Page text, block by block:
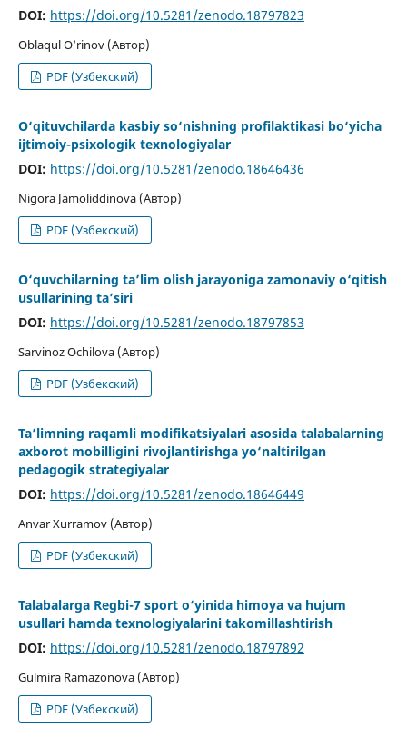
DOI: https://doi.org/10.5281/zenodo.18797823
Oblaqul O‘rinov (Автор)
PDF (Узбекский)
O‘qituvchilarda kasbiy so‘nishning profilaktikasi bo‘yicha
ijtimoiy-psixologik texnologiyalar
DOI: https://doi.org/10.5281/zenodo.18646436
Nigora Jamoliddinova (Автор)
PDF (Узбекский)
O‘quvchilarning ta’lim olish jarayoniga zamonaviy o‘qitish
usullarining ta’siri
DOI: https://doi.org/10.5281/zenodo.18797853
Sarvinoz Ochilova (Автор)
PDF (Узбекский)
Ta’limning raqamli modifikatsiyalari asosida talabalarning
axborot mobilligini rivojlantirishga yo‘naltirilgan
pedagogik strategiyalar
DOI: https://doi.org/10.5281/zenodo.18646449
Anvar Xurramov (Автор)
PDF (Узбекский)
Talabalarga Regbi-7 sport o‘yinida himoya va hujum
usullari hamda texnologiyalarini takomillashtirish
DOI: https://doi.org/10.5281/zenodo.18797892
Gulmira Ramazonova (Автор)
PDF (Узбекский)